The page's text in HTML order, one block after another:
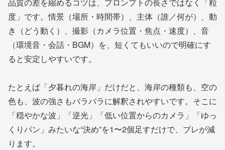
度」です。情景（場所・時間帯）、主体（誰／何が）、動
き（どう動く）、撮影（カメラ位置・焦点・速度）、音
（環境音・会話・BGM）を、短くてもいいので明確にす
ると安定しやすいです。
たとえば「夕暮れの海岸」だけだと、海岸の種類も、空の
色も、波の強さもバラバラに解釈されやすいです。そこに
「穏やかな波」「逆光」「低い位置からのカメラ」「ゆっ
くりパン」みたいな“決め”を1〜2個足すだけで、ブレが減
ります。